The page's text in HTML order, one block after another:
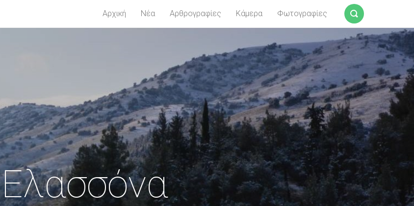
Αναζήτηση
Αρχική Νέα Αρθρογραφίες Κάμερα Φωτογραφίες
Ελασσόνα